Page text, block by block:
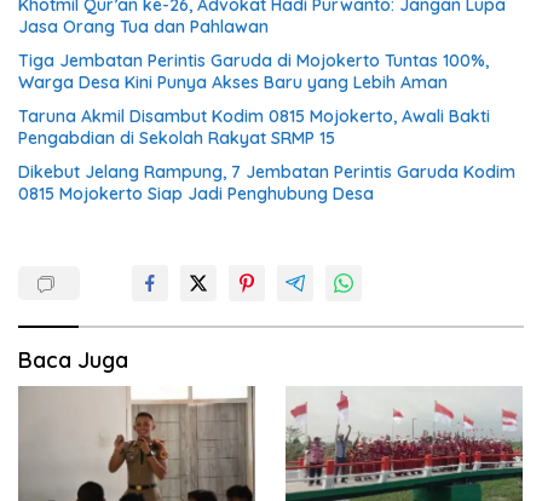
Khotmil Qur’an ke-26, Advokat Hadi Purwanto: Jangan Lupa
Jasa Orang Tua dan Pahlawan
Tiga Jembatan Perintis Garuda di Mojokerto Tuntas 100%,
Warga Desa Kini Punya Akses Baru yang Lebih Aman
Taruna Akmil Disambut Kodim 0815 Mojokerto, Awali Bakti
Pengabdian di Sekolah Rakyat SRMP 15
Dikebut Jelang Rampung, 7 Jembatan Perintis Garuda Kodim
0815 Mojokerto Siap Jadi Penghubung Desa
Baca Juga